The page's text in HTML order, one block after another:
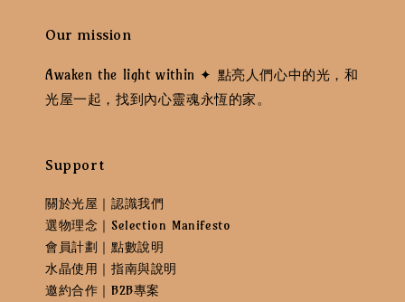
Our mission
Awaken the light within ✦ 點亮人們心中的光，和
光屋一起，找到內心靈魂永恆的家。
Support
關於光屋｜認識我們
選物理念｜Selection Manifesto
會員計劃｜點數說明
水晶使用｜指南與說明
邀約合作｜B2B專案